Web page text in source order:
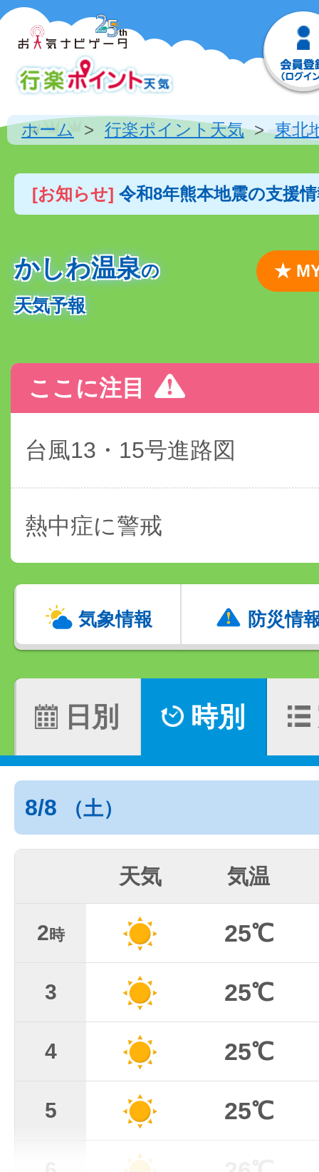
ホーム 行楽ポイント天気 東北
[お知らせ] 令和8年熊本地震の支援
かしわ温泉の
天気予報
★
ここに注目
台風13・15号進路図
熱中症に警戒
気象情報 防災情
日別 時別
8/8 （土）
天気 気温
2時 25℃
3 25℃
4 25℃
5 25℃